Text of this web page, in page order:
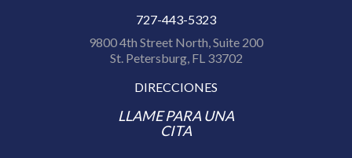
727-443-5323
9800 4th Street North, Suite 200
St. Petersburg, FL 33702
DIRECCIONES
LLAME PARA UNA
CITA